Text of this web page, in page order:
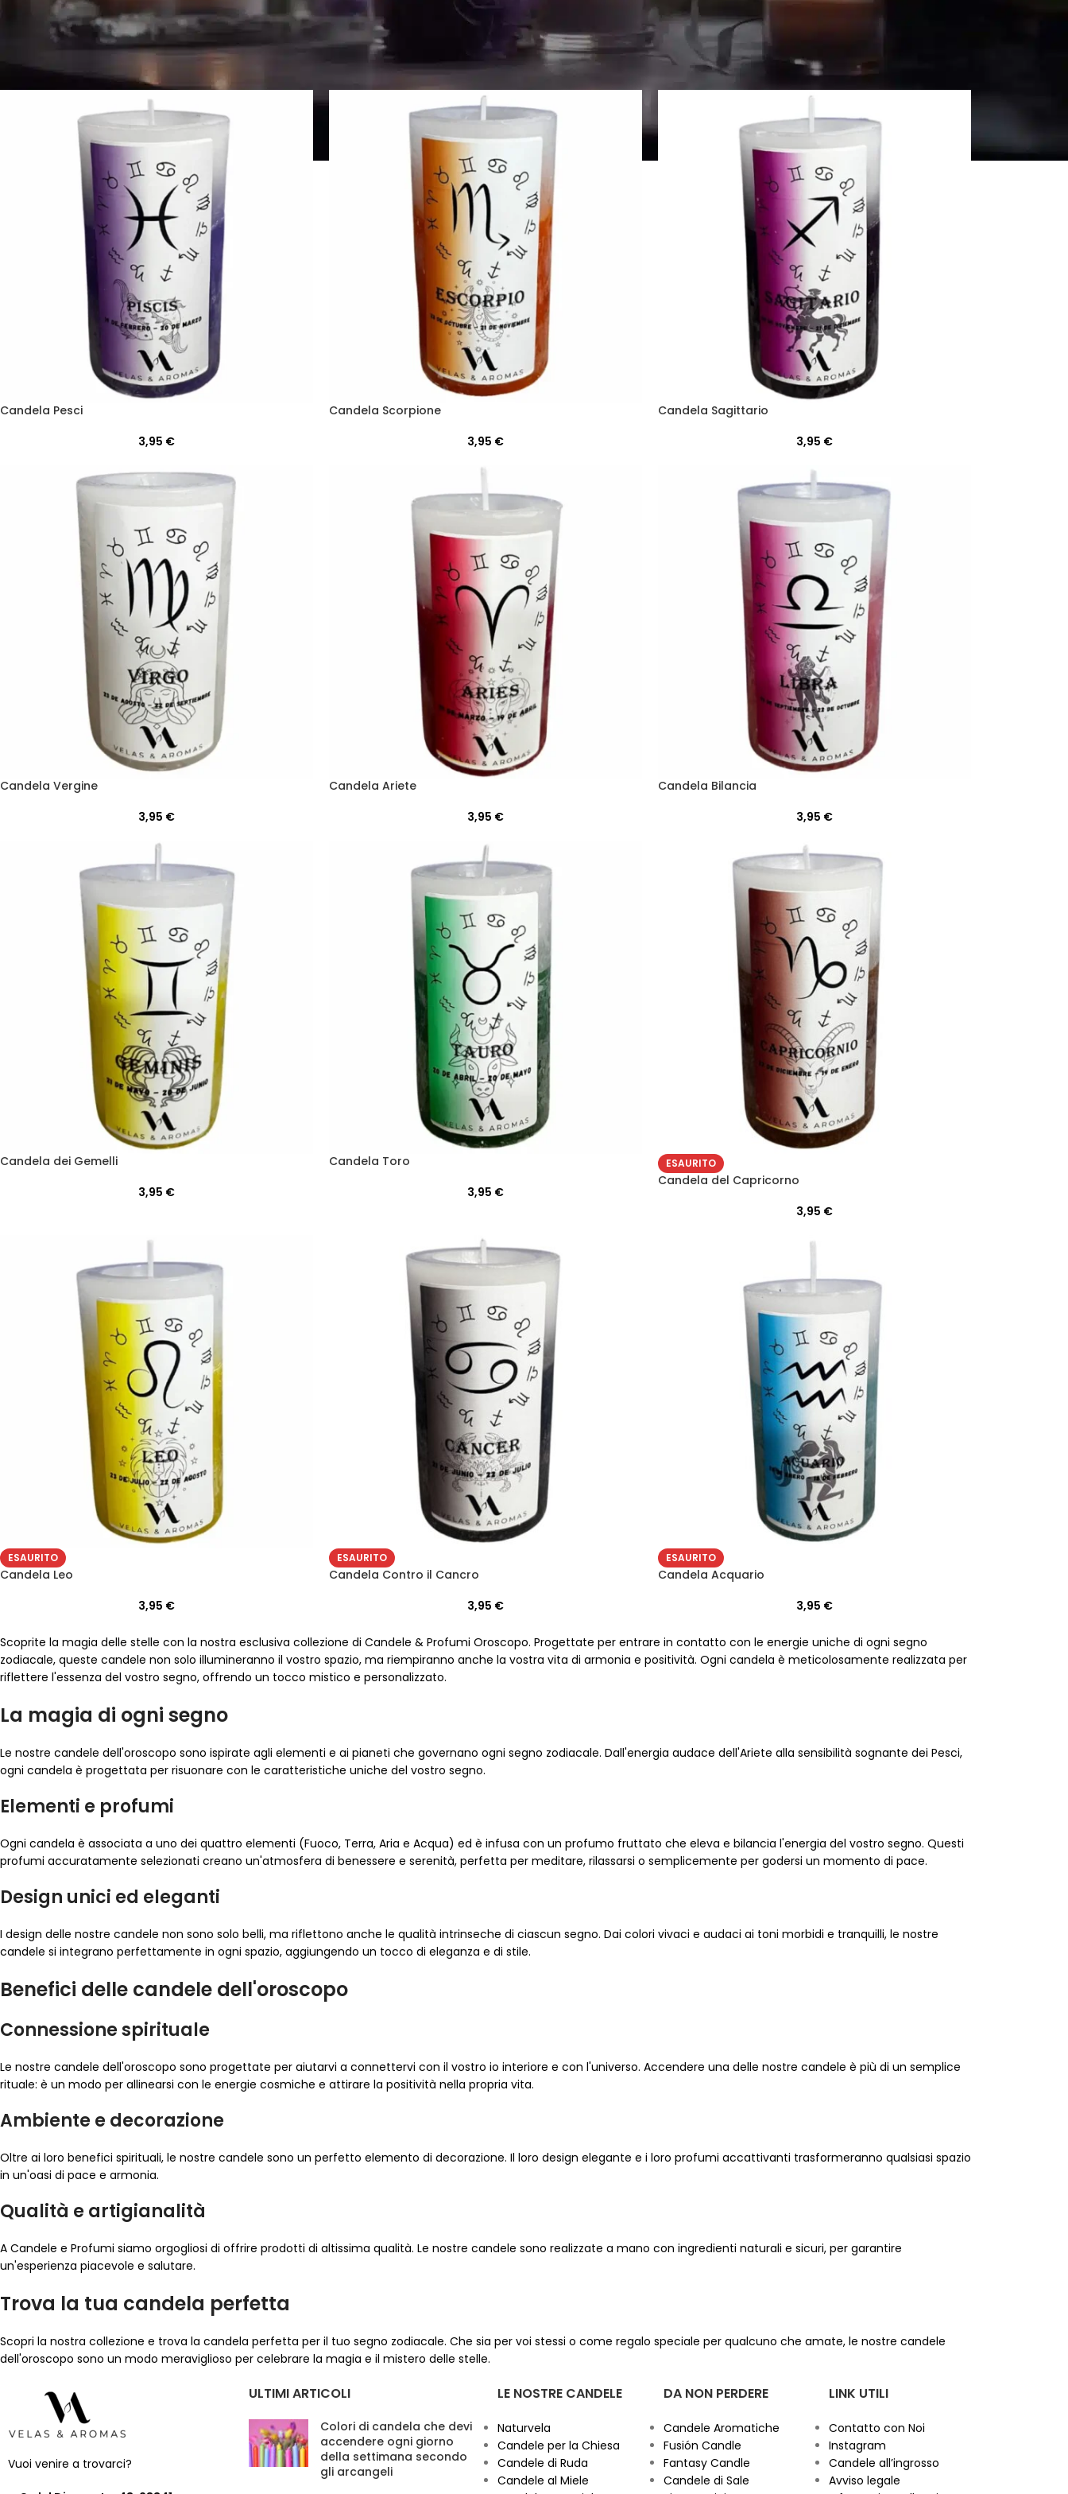
Candele Dell'oroscopo Visualizza Tutti
Candela Pesci
3,95 €
Candela Scorpione
3,95 €
Candela Sagittario
3,95 €
Candela Vergine
3,95 €
Candela Ariete
3,95 €
Candela Bilancia
3,95 €
Candela dei Gemelli
3,95 €
Candela Toro
3,95 €
ESAURITO
Candela del Capricorno
3,95 €
ESAURITO
Candela Leo
3,95 €
ESAURITO
Candela Contro il Cancro
3,95 €
ESAURITO
Candela Acquario
3,95 €
Scoprite la magia delle stelle con la nostra esclusiva collezione di Candele & Profumi Oroscopo. Progettate per entrare in contatto con le energie uniche di ogni segno
zodiacale, queste candele non solo illumineranno il vostro spazio, ma riempiranno anche la vostra vita di armonia e positività. Ogni candela è meticolosamente realizzata per
riflettere l'essenza del vostro segno, offrendo un tocco mistico e personalizzato.
La magia di ogni segno
Le nostre candele dell'oroscopo sono ispirate agli elementi e ai pianeti che governano ogni segno zodiacale. Dall'energia audace dell'Ariete alla sensibilità sognante dei Pesci,
ogni candela è progettata per risuonare con le caratteristiche uniche del vostro segno.
Elementi e profumi
Ogni candela è associata a uno dei quattro elementi (Fuoco, Terra, Aria e Acqua) ed è infusa con un profumo fruttato che eleva e bilancia l'energia del vostro segno. Questi
profumi accuratamente selezionati creano un'atmosfera di benessere e serenità, perfetta per meditare, rilassarsi o semplicemente per godersi un momento di pace.
Design unici ed eleganti
I design delle nostre candele non sono solo belli, ma riflettono anche le qualità intrinseche di ciascun segno. Dai colori vivaci e audaci ai toni morbidi e tranquilli, le nostre
candele si integrano perfettamente in ogni spazio, aggiungendo un tocco di eleganza e di stile.
Benefici delle candele dell'oroscopo
Connessione spirituale
Le nostre candele dell'oroscopo sono progettate per aiutarvi a connettervi con il vostro io interiore e con l'universo. Accendere una delle nostre candele è più di un semplice
rituale: è un modo per allinearsi con le energie cosmiche e attirare la positività nella propria vita.
Ambiente e decorazione
Oltre ai loro benefici spirituali, le nostre candele sono un perfetto elemento di decorazione. Il loro design elegante e i loro profumi accattivanti trasformeranno qualsiasi spazio
in un'oasi di pace e armonia.
Qualità e artigianalità
A Candele e Profumi siamo orgogliosi di offrire prodotti di altissima qualità. Le nostre candele sono realizzate a mano con ingredienti naturali e sicuri, per garantire
un'esperienza piacevole e salutare.
Trova la tua candela perfetta
Scopri la nostra collezione e trova la candela perfetta per il tuo segno zodiacale. Che sia per voi stessi o come regalo speciale per qualcuno che amate, le nostre candele
dell'oroscopo sono un modo meraviglioso per celebrare la magia e il mistero delle stelle.
Vuoi venire a trovarci?
ULTIMI ARTICOLI
Colori di candela che devi
accendere ogni giorno
della settimana secondo
gli arcangeli
LE NOSTRE CANDELE
Naturvela
Candele per la Chiesa
Candele di Ruda
Candele al Miele
DA NON PERDERE
Candele Aromatiche
Fusión Candle
Fantasy Candle
Candele di Sale
LINK UTILI
Contatto con Noi
Instagram
Candele all’ingrosso
Avviso legale